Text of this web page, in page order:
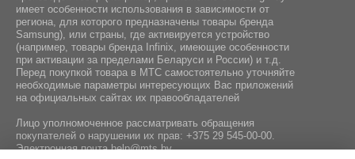
имеет особенности использования в зависимости от
региона, для которого предназначены товары бренда
Samsung), или страны, где активируется устройство
(например, товары бренда Infiniх, имеющие особенности
при активации за пределами Беларуси и России) и т.д.
Перед покупкой товара в МТС самостоятельно уточняйте
необходимые параметры интересующих Вас приложений
на официальных сайтах их правообладателей
Лицо уполномоченное рассматривать обращения
покупателей о нарушении их прав: +375 29 545-00-00.
Электронная почтаhelp@mts.by